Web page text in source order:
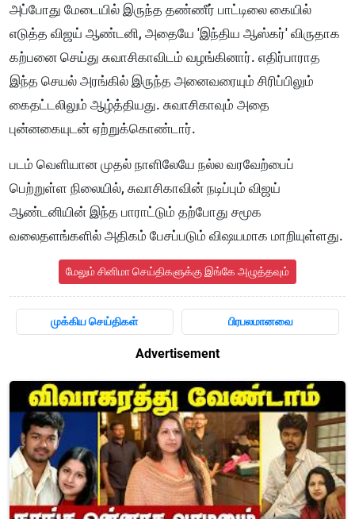
அப்போது மேடையில் இருந்த தண்ணீர் பாட்டிலை கையில்
எடுத்த விஜய் ஆண்டனி, அதையே 'இந்திய ஆஸ்கர்' விருதாக
கற்பனை செய்து சுவாசிகாவிடம் வழங்கினார். எதிர்பாராத
இந்த செயல் அரங்கில் இருந்த அனைவரையும் சிரிப்பிலும்
கைதட்டலிலும் ஆழ்த்தியது. சுவாசிகாவும் அதை
புன்னகையுடன் ஏற்றுக்கொண்டார்.
படம் வெளியான முதல் நாளிலேயே நல்ல வரவேற்பைப்
பெற்றுள்ள நிலையில், சுவாசிகாவின் நடிப்பும் விஜய்
ஆண்டனியின் இந்த பாராட்டும் தற்போது சமூக
வலைதளங்களில் அதிகம் பேசப்படும் விஷயமாக மாறியுள்ளது.
மேலும் சினிமா செய்திகளுக்கு இங்கே அழுத்தவும்
முக்கிய செய்திகள் பிரபலமானவை
Advertisement